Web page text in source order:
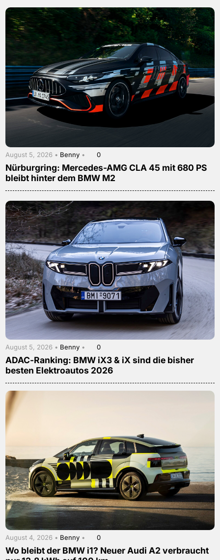
August 5, 2026 • Benny • 0
Nürburgring: Mercedes-AMG CLA 45 mit 680 PS
bleibt hinter dem BMW M2
August 5, 2026 • Benny • 0
ADAC-Ranking: BMW iX3 & iX sind die bisher
besten Elektroautos 2026
August 4, 2026 • Benny • 0
Wo bleibt der BMW i1? Neuer Audi A2 verbraucht